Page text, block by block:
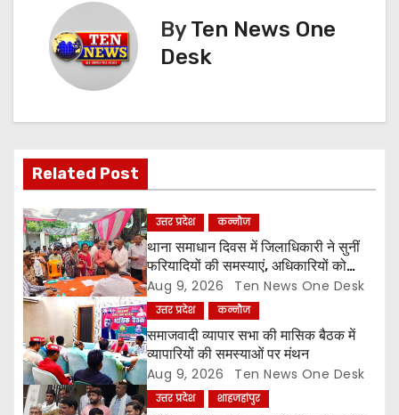
v
i
g
a
t
i
o
n
ByTen News One
Desk
Related Post
उत्तर प्रदेश कन्नौज
थाना समाधान दिवस में जिलाधिकारी ने सुनीं
फरियादियों की समस्याएं, अधिकारियों को
समयबद्ध एवं गुणवत्तापूर्ण निस्तारण के दिए निर्देश
Aug 9, 2026 Ten News One Desk
उत्तर प्रदेश कन्नौज
समाजवादी व्यापार सभा की मासिक बैठक में
व्यापारियों की समस्याओं पर मंथन
Aug 9, 2026 Ten News One Desk
उत्तर प्रदेश शाहजहांपुर